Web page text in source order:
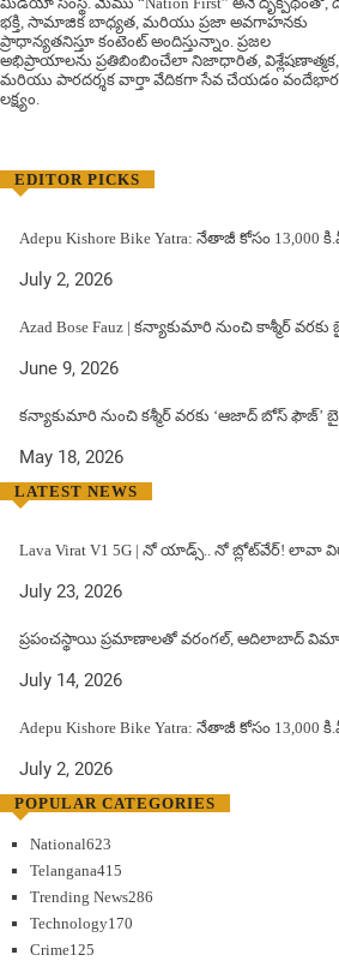
భక్తి, సామాజిక బాధ్యత, మరియు ప్రజా అవగాహనకు
ప్రాధాన్యతనిస్తూ కంటెంట్ అందిస్తున్నాం. ప్రజల
అభిప్రాయాలను ప్రతిబింబించేలా నిజాధారిత, విశ్లేషణాత్మక,
మరియు పారదర్శక వార్తా వేదికగా సేవ చేయడం
ల‌క్ష్యం.
EDITOR PICKS
Adepu Kishore Bike Yatra: నేతాజీ కోసం
July 2, 2026
Azad Bose Fauz | కన్యాకుమారి నుంచి కాశ్మీర్
June 9, 2026
కన్యాకుమారి నుంచి కశ్మీర్ వరకు ‘ఆజాద్ బోస్ ఫౌజ్’
May 18, 2026
LATEST NEWS
Lava Virat V1 5G | నో యాడ్స్.. నో బ్లోట్‌వేర్! లావా
July 23, 2026
ప్రపంచస్థాయి ప్రమాణాలతో వరంగల్, ఆదిలాబాద్
July 14, 2026
Adepu Kishore Bike Yatra: నేతాజీ కోసం
July 2, 2026
POPULAR CATEGORIES
National623
Telangana415
Trending News286
Technology170
Crime125